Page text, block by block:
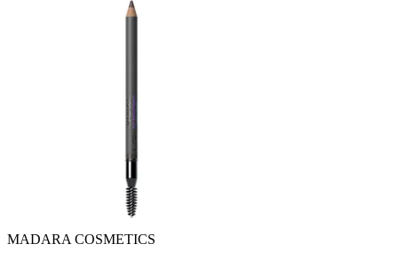
MADARA COSMETICS